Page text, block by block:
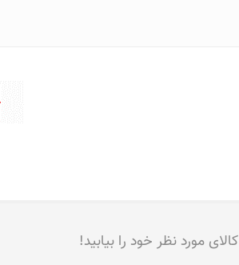
کالای مورد نظر خود را بیابید!